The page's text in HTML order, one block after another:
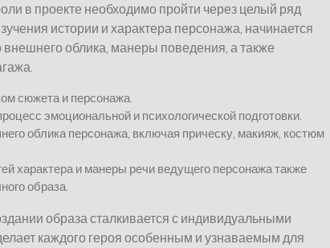
в проекте необходимо пройти через целый ряд
истории и характера персонажа, начинается
облика, манеры поведения, а также
сюжета и персонажа.
эмоциональной и психологической подготовки.
облика персонажа, включая прическу, макияж, костюм
характера и манеры речи ведущего персонажа также
образа.
образа сталкивается с индивидуальными
каждого героя особенным и узнаваемым для